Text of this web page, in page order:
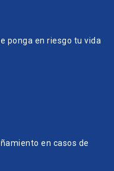
ponga en riesgo tu vida
en casos de